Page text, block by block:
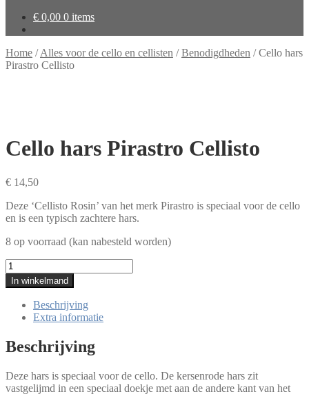
€ 0,00 0 items
Home /Alles voor de cello en cellisten /Benodigdheden /Cello hars
Pirastro Cellisto
Cello hars Pirastro Cellisto
€ 14,50
Deze ‘Cellisto Rosin’ van het merk Pirastro is speciaal voor de cello
en is een typisch zachtere hars.
8 op voorraad (kan nabesteld worden)
Cello
hars
Pirastro
Cellisto
aantal
In winkelmand
Beschrijving
Extra informatie
Beschrijving
Deze hars is speciaal voor de cello. De kersenrode hars zit
vastgelijmd in een speciaal doekje met aan de andere kant van het